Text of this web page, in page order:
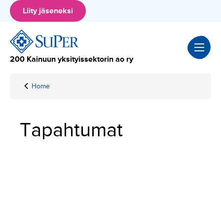
Hyppää
sisältöön
Liity jäseneksi
200 Kainuun yksityissektorin ao ry
Home
Tapahtumat
Tapahtumat